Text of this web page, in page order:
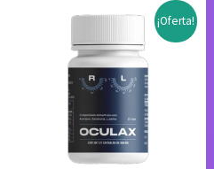
¡Oferta!